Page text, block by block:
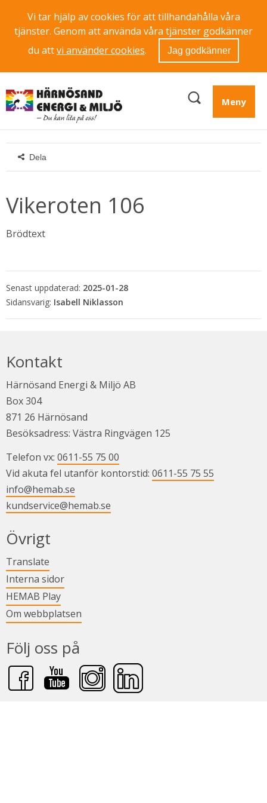
Vi tar hjälp av cookies för att tillhandahålla våra
tjänster. Genom att använda våra tjänster godkänner
du attvi använder cookies. Jag godkänner
Meny
Dela
Vikeroten 106
Brödtext
Senast uppdaterad: 2025-01-28
Isabell Niklasson
Kontakt
Härnösand Energi & Miljö AB
Box 304
871 26 Härnösand
Besöksadress: Västra Ringvägen 125
Telefon vx: 0611-55 75 00
Vid akuta fel utanför kontorstid: 0611-55 75 55
info@hemab.se
kundservice@hemab.se
Övrigt
Translate
Interna sidorLänk till annan webbplats.
HEMAB PlayLänk till annan webbplats.
Om webbplatsen
Följ oss på